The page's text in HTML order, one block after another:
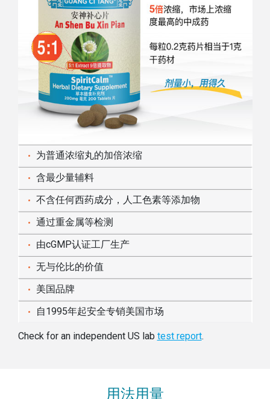
为普通浓缩丸的加倍浓缩
含最少量辅料
不含任何西药成分，人工色素等添加物
通过重金属等检测
由cGMP认证工厂生产
无与伦比的价值
美国品牌
自1995年起安全专销美国市场
Check for an independent US lab test report.
用法用量